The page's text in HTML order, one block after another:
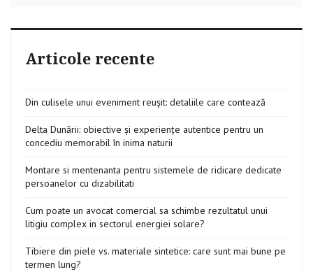
Articole recente
Din culisele unui eveniment reușit: detaliile care contează
Delta Dunării: obiective și experiențe autentice pentru un
concediu memorabil în inima naturii
Montare si mentenanta pentru sistemele de ridicare dedicate
persoanelor cu dizabilitati
Cum poate un avocat comercial sa schimbe rezultatul unui
litigiu complex in sectorul energiei solare?
Tibiere din piele vs. materiale sintetice: care sunt mai bune pe
termen lung?